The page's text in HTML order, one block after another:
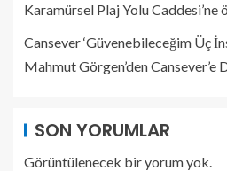
Karamürsel Plaj Yolu Caddesi’ne
Cansever ‘Güvenebileceğim Üç
Mahmut Görgen’den Cansever’e
SON YORUMLAR
Görüntülenecek bir yorum yok.